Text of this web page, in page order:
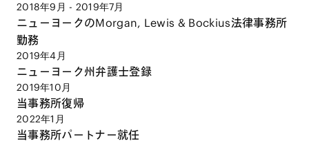
2018年9月 - 2019年7月
ニューヨークのMorgan, Lewis & Bockius法律事務所
勤務
2019年4月
ニューヨーク州弁護士登録
2019年10月
当事務所復帰
2022年1月
当事務所パートナー就任